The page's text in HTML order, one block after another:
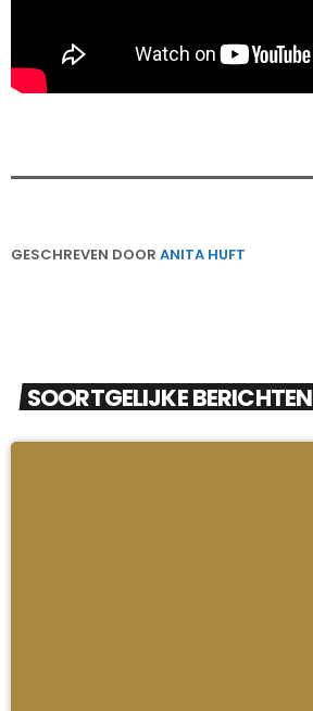
GESCHREVEN DOOR ANITA HUFT
SOORTGELIJKE BERICHTEN